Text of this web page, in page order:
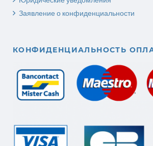
Заявление о конфиденциальности
КОНФИДЕНЦИАЛЬНОСТЬ